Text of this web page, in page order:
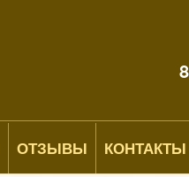
ОТЗЫВЫ КОНТАКТЫ